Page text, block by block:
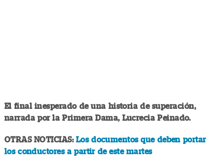
El final inesperado de una historia de superación,
narrada por la Primera Dama, Lucrecia Peinado.
OTRAS NOTICIAS: Los documentos que deben portar
los conductores a partir de este martes